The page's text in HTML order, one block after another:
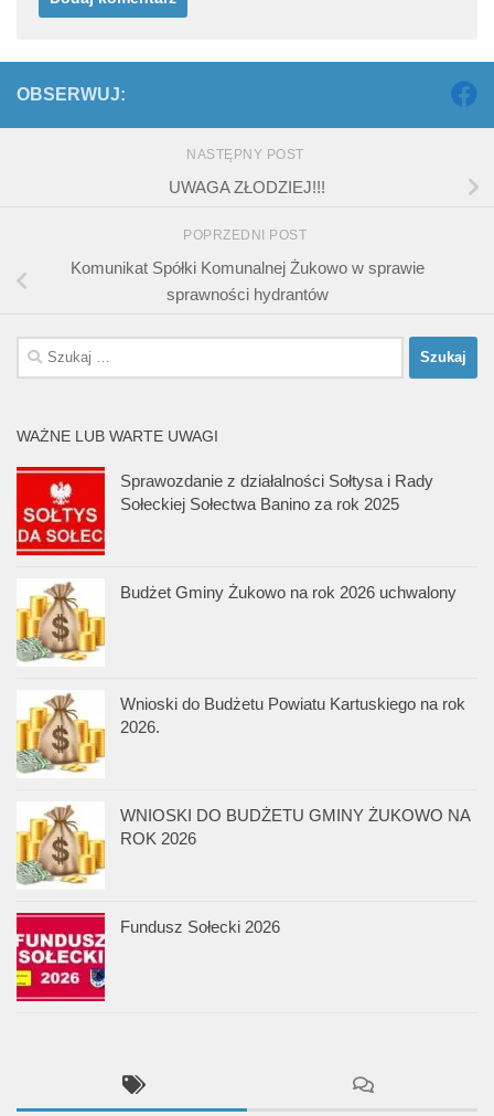
OBSERWUJ:
NASTĘPNY POST
UWAGA ZŁODZIEJ!!!
POPRZEDNI POST
Komunikat Spółki Komunalnej Żukowo w sprawie
sprawności hydrantów
Szukaj:
WAŻNE LUB WARTE UWAGI
Sprawozdanie z działalności Sołtysa i Rady
Sołeckiej Sołectwa Banino za rok 2025
Budżet Gminy Żukowo na rok 2026 uchwalony
Wnioski do Budżetu Powiatu Kartuskiego na rok
2026.
WNIOSKI DO BUDŻETU GMINY ŻUKOWO NA
ROK 2026
Fundusz Sołecki 2026